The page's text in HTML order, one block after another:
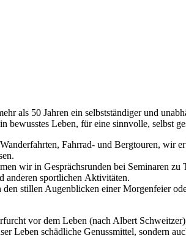
als 50 Jahren ein selbstständiger und
bewusstes Leben, für eine sinnvolle, selbst
Fahrrad- und Bergtouren, wir
wir in Gesprächsrunden bei Seminaren
anderen sportlichen Aktivitäten.
stillen Augenblicken einer Morgenfeier
vor dem Leben (nach Albert
Leben schädliche Genussmittel, sondern